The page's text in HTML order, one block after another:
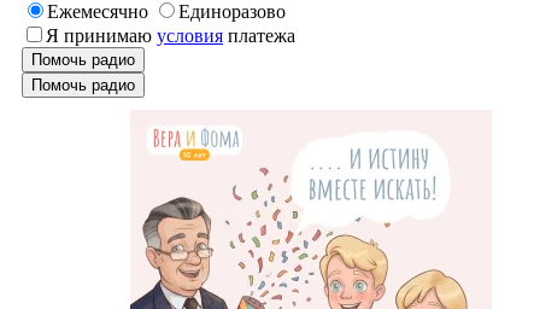
Ежемесячно
Единоразово
Я принимаю условия платежа
Помочь радио
Помочь радио